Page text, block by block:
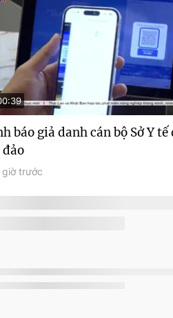
báo giả danh cán bộ Sở Y tế
giờ trước